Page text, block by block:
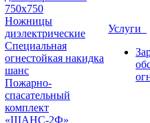
750х750
Ножницы
диэлектрические
Специальная
огнестойкая накидка
шанс
Пожарно-
спасательный
комплект
«ШАНС-2Ф»
Услуги